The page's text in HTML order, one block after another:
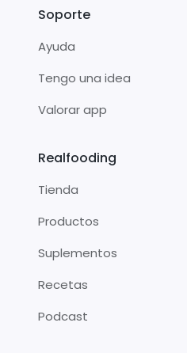
Soporte
Ayuda
Tengo una idea
Valorar app
Realfooding
Tienda
Productos
Suplementos
Recetas
Podcast